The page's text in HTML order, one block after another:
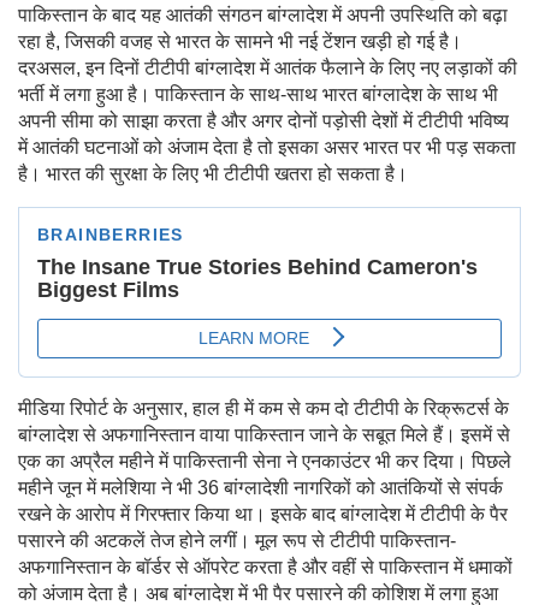
पाकिस्तान के बाद यह आतंकी संगठन बांग्लादेश में अपनी उपस्थिति को बढ़ा
रहा है, जिसकी वजह से भारत के सामने भी नई टेंशन खड़ी हो गई है।
दरअसल, इन दिनों टीटीपी बांग्लादेश में आतंक फैलाने के लिए नए लड़ाकों की
भर्ती में लगा हुआ है। पाकिस्तान के साथ-साथ भारत बांग्लादेश के साथ भी
अपनी सीमा को साझा करता है और अगर दोनों पड़ोसी देशों में टीटीपी भविष्य
में आतंकी घटनाओं को अंजाम देता है तो इसका असर भारत पर भी पड़ सकता
है। भारत की सुरक्षा के लिए भी टीटीपी खतरा हो सकता है।
मीडिया रिपोर्ट के अनुसार, हाल ही में कम से कम दो टीटीपी के रिक्रूटर्स के
बांग्लादेश से अफगानिस्तान वाया पाकिस्तान जाने के सबूत मिले हैं। इसमें से
एक का अप्रैल महीने में पाकिस्तानी सेना ने एनकाउंटर भी कर दिया। पिछले
महीने जून में मलेशिया ने भी 36 बांग्लादेशी नागरिकों को आतंकियों से संपर्क
रखने के आरोप में गिरफ्तार किया था। इसके बाद बांग्लादेश में टीटीपी के पैर
पसारने की अटकलें तेज होने लगीं। मूल रूप से टीटीपी पाकिस्तान-
अफगानिस्तान के बॉर्डर से ऑपरेट करता है और वहीं से पाकिस्तान में धमाकों
को अंजाम देता है। अब बांग्लादेश में भी पैर पसारने की कोशिश में लगा हुआ